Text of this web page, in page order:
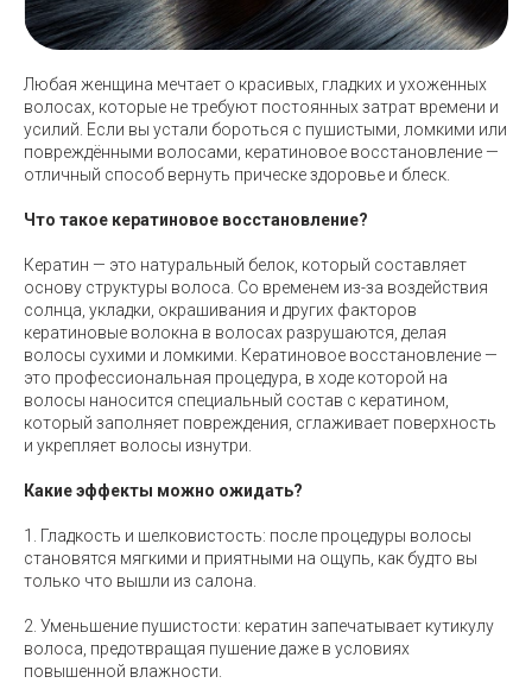
Любая женщина мечтает о красивых, гладких и ухоженных
волосах, которые не требуют постоянных затрат времени и
усилий. Если вы устали бороться с пушистыми, ломкими или
повреждёнными волосами, кератиновое восстановление —
отличный способ вернуть прическе здоровье и блеск.
Что такое кератиновое восстановление?
Кератин — это натуральный белок, который составляет
основу структуры волоса. Со временем из-за воздействия
солнца, укладки, окрашивания и других факторов
кератиновые волокна в волосах разрушаются, делая
волосы сухими и ломкими. Кератиновое восстановление —
это профессиональная процедура, в ходе которой на
волосы наносится специальный состав с кератином,
который заполняет повреждения, сглаживает поверхность
и укрепляет волосы изнутри.
Какие эффекты можно ожидать?
1. Гладкость и шелковистость: после процедуры волосы
становятся мягкими и приятными на ощупь, как будто вы
только что вышли из салона.
2. Уменьшение пушистости: кератин запечатывает кутикулу
волоса, предотвращая пушение даже в условиях
повышенной влажности.